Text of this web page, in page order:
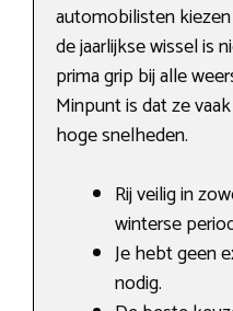
automobilisten
de jaarlijkse wissel is
prima grip bij alle
Minpunt is dat ze
hoge snelheden.
Rij veilig in
winterse
Je hebt geen
nodig.